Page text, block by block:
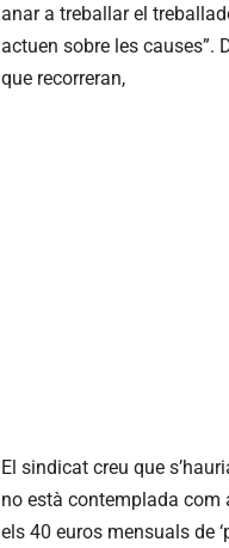
anar a treballar el
actuen sobre les causes”.
que recorreran,
El sindicat creu que
no està contemplada com
els 40 euros mensuals de